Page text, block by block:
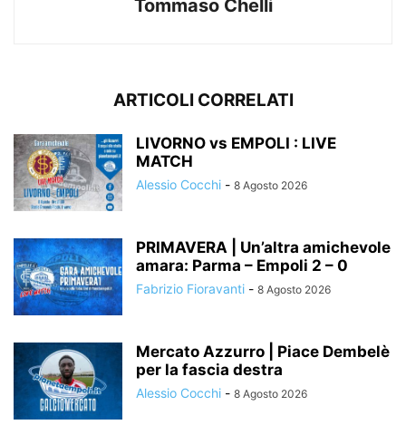
Tommaso Chelli
ARTICOLI CORRELATI
LIVORNO vs EMPOLI : LIVE
MATCH
Alessio Cocchi - 8 Agosto 2026
PRIMAVERA | Un’altra amichevole
amara: Parma – Empoli 2 – 0
Fabrizio Fioravanti - 8 Agosto 2026
Mercato Azzurro | Piace Dembelè
per la fascia destra
Alessio Cocchi - 8 Agosto 2026